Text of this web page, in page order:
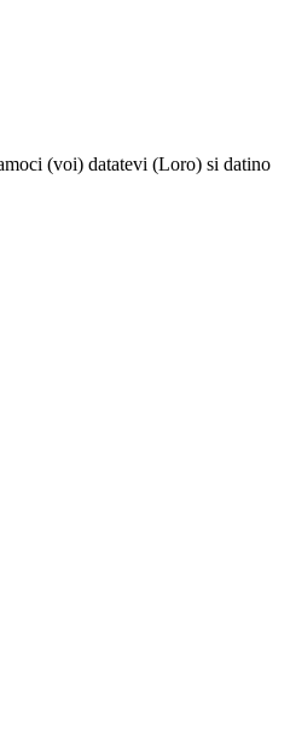
(voi) datatevi (Loro) si datino